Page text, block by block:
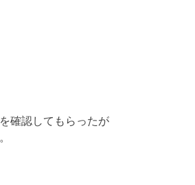
確認してもらったが